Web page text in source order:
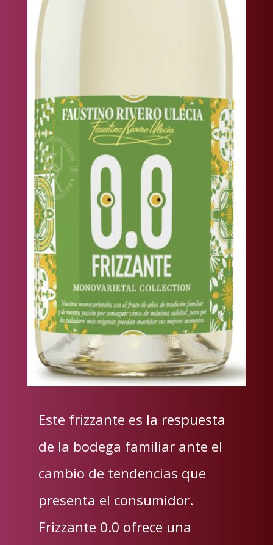
Este frizzante es la respuesta
de la bodega familiar ante el
cambio de tendencias que
presenta el consumidor.
Frizzante 0.0 ofrece una